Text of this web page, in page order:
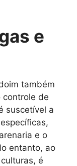
e
também
controle de
suscetível a
e o
entanto, ao
é